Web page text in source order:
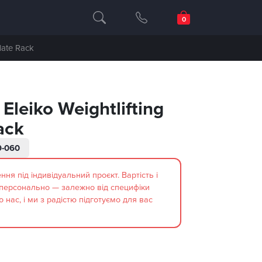
Rack
Eleiko Weightlifting
060
під індивідуальний проєкт. Вартість і
— залежно від специфіки
і ми з радістю підготуємо для вас